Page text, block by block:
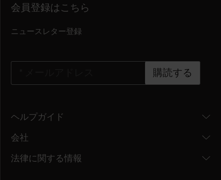
会員登録はこちら
ニュースレター登録
購読する
ヘルプガイド
会社
法律に関する情報